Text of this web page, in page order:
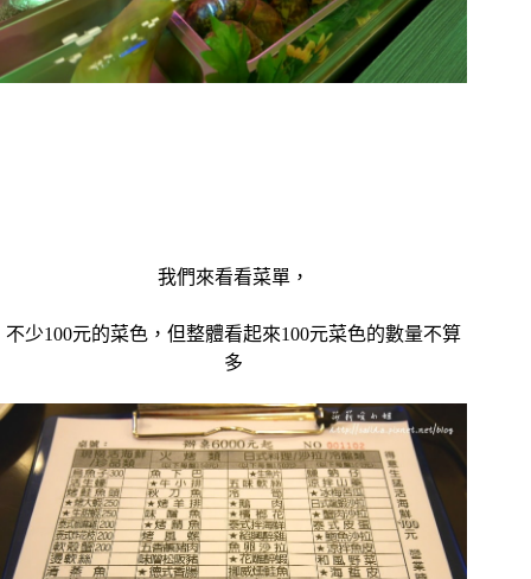
我們來看看菜單，
不少100元的菜色，但整體看起來100元菜色的數量不算
多